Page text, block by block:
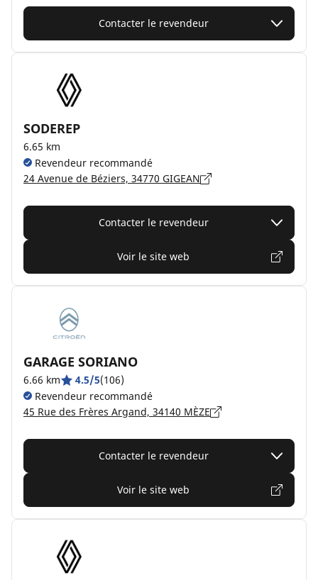
Contacter le revendeur
SODEREP
6.65 km
Revendeur recommandé
24 Avenue de Béziers, 34770 GIGEAN
Contacter le revendeur
Voir le site web
GARAGE SORIANO
6.66 km 4.5/5(106)
Revendeur recommandé
45 Rue des Frères Argand, 34140 MÈZE
Contacter le revendeur
Voir le site web